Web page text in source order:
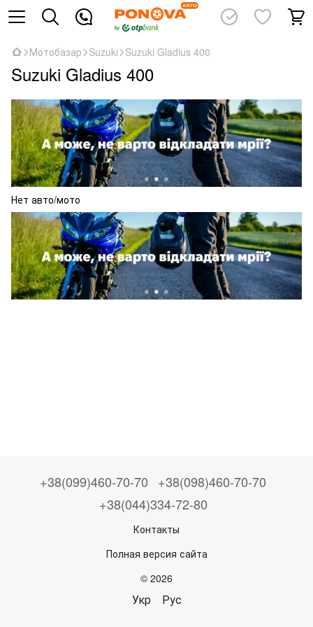
Мотобазар Suzuki Suzuki Gladius 400
Suzuki Gladius 400
Нет авто/мото
+38(099)460-70-70
+38(098)460-70-70
+38(044)334-72-80
Контакты
Полная версия сайта
© 2026
Укр Рус